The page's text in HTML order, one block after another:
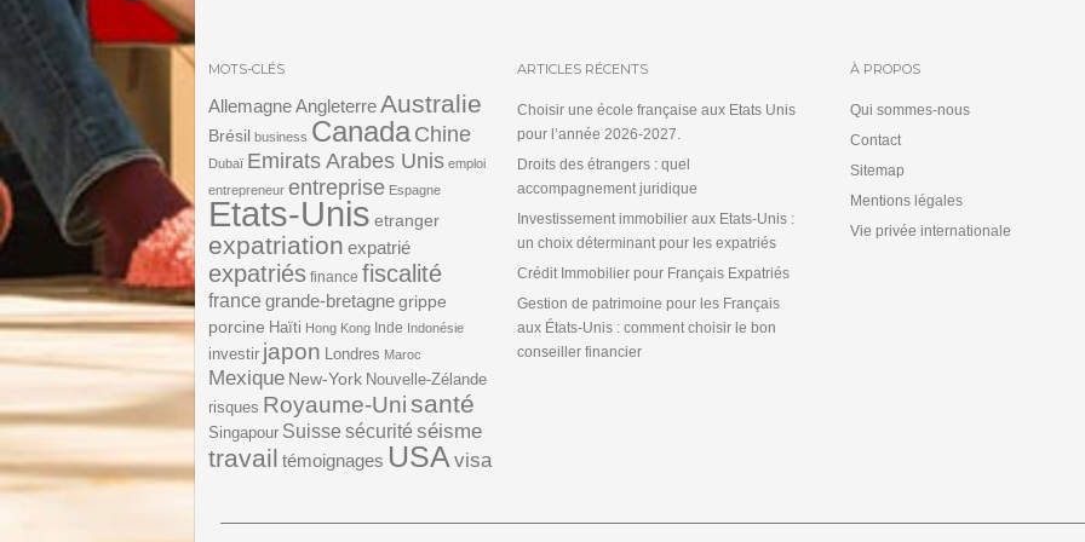
MOTS-CLÉS
AllemagneAngleterreAustralie
Brésil business CanadaChine
Dubaï Emirats Arabes Unis emploi
entrepreneur entreprise Espagne
Etats-Unis etranger
expatriation expatrié
expatriés finance fiscalité
france grande-bretagnegrippe
porcine Haïti Hong Kong Inde Indonésie
investir japon Londres Maroc
Mexique New-York Nouvelle-Zélande
risques Royaume-Unisanté
Singapour Suisse sécurité séisme
travail témoignages USA visa
ARTICLES RÉCENTS
Choisir une école française aux Etats Unis
pour l’année 2026-2027.
Droits des étrangers : quel
accompagnement juridique
Investissement immobilier aux Etats-Unis :
un choix déterminant pour les expatriés
Crédit Immobilier pour Français Expatriés
Gestion de patrimoine pour les Français
aux États-Unis : comment choisir le bon
conseiller financier
À PROPOS
Qui sommes-nous
Contact
Sitemap
Mentions légales
Vie privée internationale